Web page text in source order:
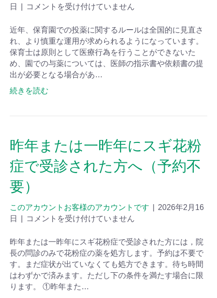
日
コメントを受け付けていません
近年、保育園での投薬に関するルールは全国的に見直さ
れ、より慎重な運用が求められるようになっています。
保育士は原則として医療行為を行うことができないた
め、園での与薬については、医師の指示書や依頼書の提
出が必要となる場合があ…
続きを読む
昨年または一昨年にスギ花粉
症で受診された方へ（予約不
要）
このアカウントお客様のアカウントです
2026年2月16
日
コメントを受け付けていません
昨年または一昨年にスギ花粉症で受診された方には，院
長の問診のみで花粉症の薬を処方します。予約は不要で
す。まだ症状が出ていなくても処方できます。待ち時間
はわずかで済みます。ただし下の条件を満たす場合に限
ります。 ①昨年また…